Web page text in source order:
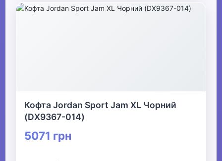
Кофта Jordan Sport Jam XL Чорний
(DX9367-014)
5071 грн